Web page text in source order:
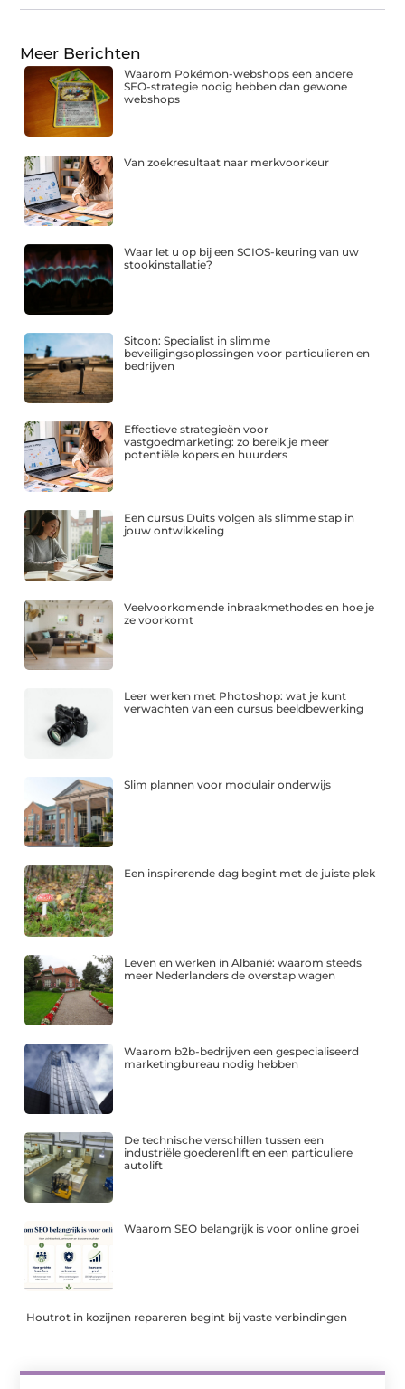
Meer Berichten
Waarom Pokémon-webshops een andere
SEO-strategie nodig hebben dan gewone
webshops
Van zoekresultaat naar merkvoorkeur
Waar let u op bij een SCIOS-keuring van uw
stookinstallatie?
Sitcon: Specialist in slimme
beveiligingsoplossingen voor particulieren en
bedrijven
Effectieve strategieën voor
vastgoedmarketing: zo bereik je meer
potentiële kopers en huurders
Een cursus Duits volgen als slimme stap in
jouw ontwikkeling
Veelvoorkomende inbraakmethodes en hoe je
ze voorkomt
Leer werken met Photoshop: wat je kunt
verwachten van een cursus beeldbewerking
Slim plannen voor modulair onderwijs
Een inspirerende dag begint met de juiste plek
Leven en werken in Albanië: waarom steeds
meer Nederlanders de overstap wagen
Waarom b2b-bedrijven een gespecialiseerd
marketingbureau nodig hebben
De technische verschillen tussen een
industriële goederenlift en een particuliere
autolift
Waarom SEO belangrijk is voor online groei
Houtrot in kozijnen repareren begint bij vaste verbindingen